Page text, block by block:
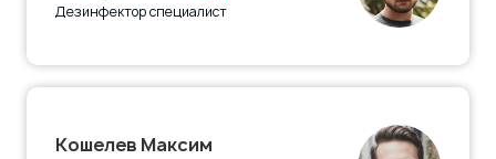
Дезинфектор специалист
Кошелев Максим